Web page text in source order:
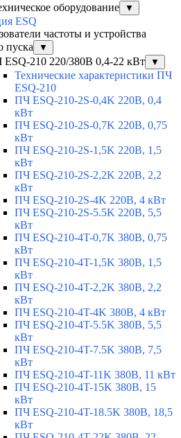
оборудование ▼
ESQ
частоты и устройства
пуска
▼
210 220/380В 0,4-22 кВт ▼
Технические характеристики ПЧ
ESQ-210
ПЧ ESQ-210-2S-0,4K 220В, 0,4
кВт
ПЧ ESQ-210-2S-0,7K 220В, 0,75
кВт
ПЧ ESQ-210-2S-1,5K 220В, 1,5
кВт
ПЧ ESQ-210-2S-2,2K 220В, 2,2
кВт
ПЧ ESQ-210-2S-4K 220В, 4 кВт
ПЧ ESQ-210-2S-5.5K 220В, 5,5
кВт
ПЧ ESQ-210-4T-0,7K 380В, 0,75
кВт
ПЧ ESQ-210-4T-1,5K 380В, 1,5
кВт
ПЧ ESQ-210-4T-2,2K 380В, 2,2
кВт
ПЧ ESQ-210-4T-4K 380В, 4 кВт
ПЧ ESQ-210-4T-5.5K 380В, 5,5
кВт
ПЧ ESQ-210-4T-7.5K 380В, 7,5
кВт
ПЧ ESQ-210-4T-11K 380В, 11 кВт
ПЧ ESQ-210-4T-15K 380В, 15
кВт
ПЧ ESQ-210-4T-18.5K 380В, 18,5
кВт